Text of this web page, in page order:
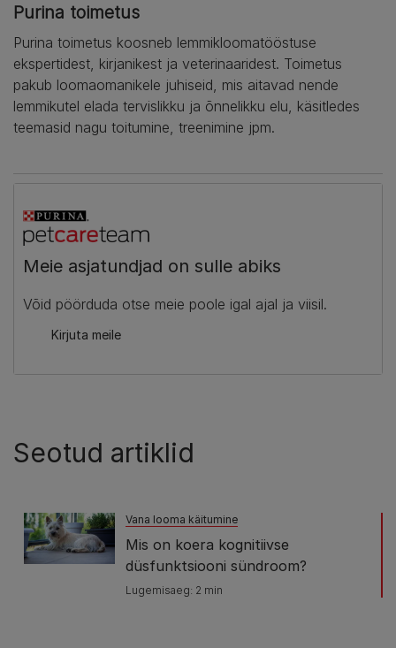
Purina toimetus
Purina toimetus koosneb lemmikloomatööstuse
ekspertidest, kirjanikest ja veterinaaridest. Toimetus
pakub loomaomanikele juhiseid, mis aitavad nende
lemmikutel elada tervislikku ja õnnelikku elu, käsitledes
teemasid nagu toitumine, treenimine jpm.
Meie asjatundjad on sulle abiks​
Võid pöörduda otse meie poole igal ajal ja viisil.​
Kirjuta meile​
Seotud artiklid
Vana looma käitumine
Mis on koera kognitiivse
düsfunktsiooni sündroom?
Lugemisaeg: 2 min